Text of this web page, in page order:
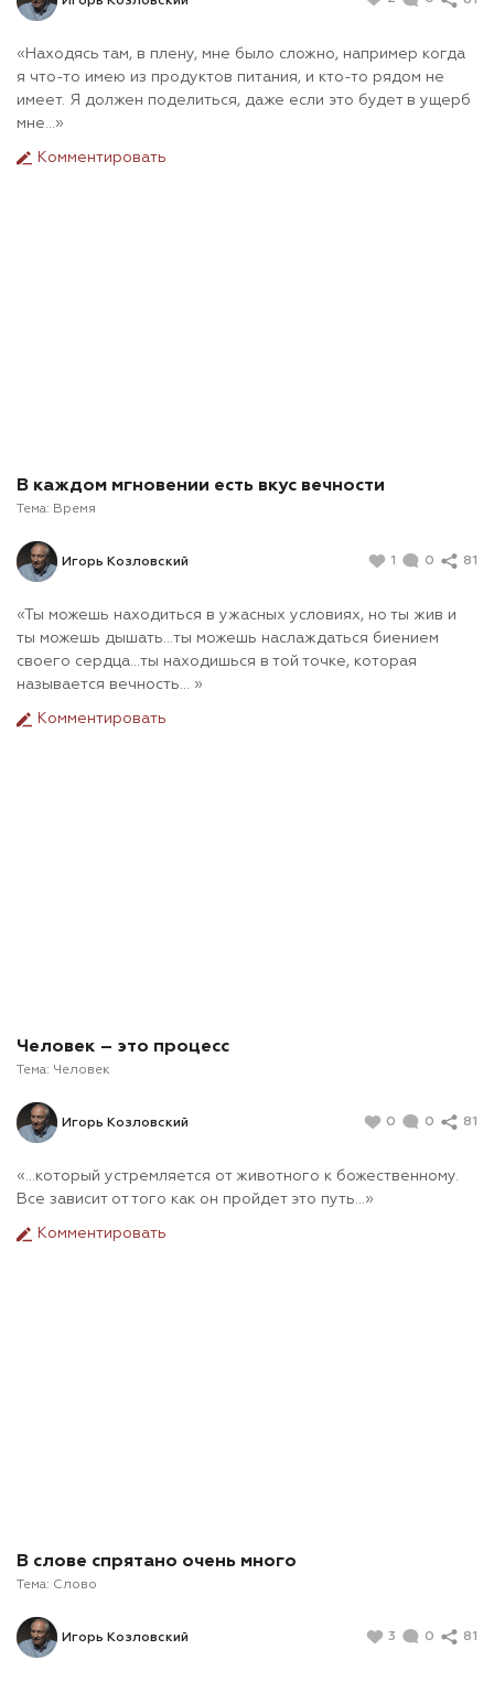
«Находясь там, в плену, мне было сложно, например когда
я что-то имею из продуктов питания, и кто-то рядом не
имеет. Я должен поделиться, даже если это будет в ущерб
мне…»
Комментировать
В каждом мгновении есть вкус вечности
Тема: Время
Игорь Козловский 1 0 81
«Ты можешь находиться в ужасных условиях, но ты жив и
ты можешь дышать…ты можешь наслаждаться биением
своего сердца…ты находишься в той точке, которая
называется вечность… »
Комментировать
Человек – это процесс
Тема: Человек
Игорь Козловский 0 0 81
«…который устремляется от животного к божественному.
Все зависит от того как он пройдет это путь…»
Комментировать
В слове спрятано очень много
Тема: Слово
Игорь Козловский 3 0 81